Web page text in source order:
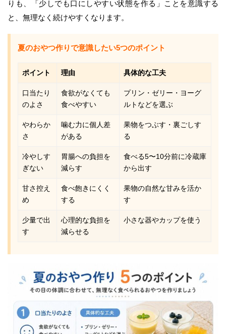
りも、「少しでも口にしやすい状態を作る」ことを意識する
と、無理なく続けやすくなります。
夏のおやつ作りで意識したい5つのポイント
ポイント 理由 具体的な工夫
口当たり
のよさ
食欲がなくても
食べやすい
プリン・ゼリー・ヨーグ
ルトなどを選ぶ
やわらか
さ
噛む力に個人差
がある
果物をつぶす・裏ごしす
る
冷やしす
ぎない
胃腸への負担を
減らす
食べる5〜10分前に冷蔵庫
から出す
甘さ控え
め
食べ飽きにくく
する
果物の自然な甘みを活か
す
少量で出
す
心理的な負担を
減らせる
小さな器やカップを使う